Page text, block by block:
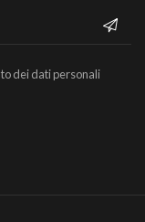
dei dati personali